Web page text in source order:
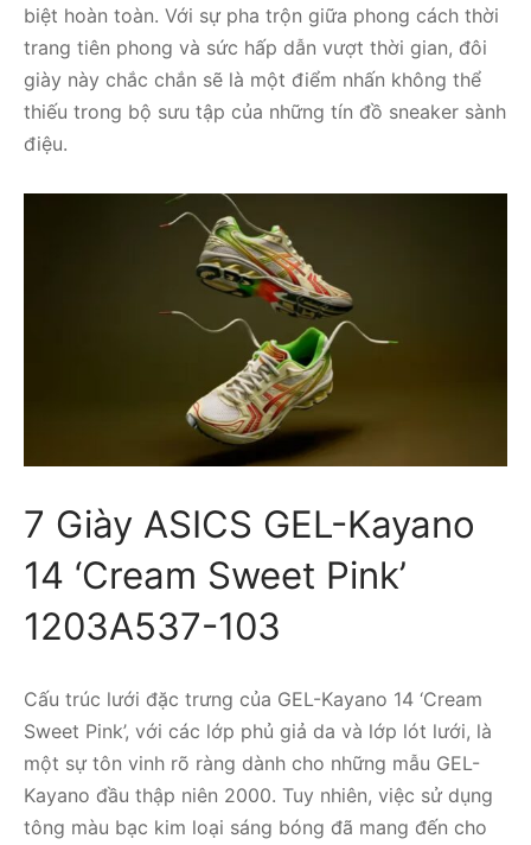
biệt hoàn toàn. Với sự pha trộn giữa phong cách thời
trang tiên phong và sức hấp dẫn vượt thời gian, đôi
giày này chắc chắn sẽ là một điểm nhấn không thể
thiếu trong bộ sưu tập của những tín đồ sneaker sành
điệu.
7 Giày ASICS GEL-Kayano
14 ‘Cream Sweet Pink’
1203A537-103
Cấu trúc lưới đặc trưng của GEL-Kayano 14 ‘Cream
Sweet Pink’, với các lớp phủ giả da và lớp lót lưới, là
một sự tôn vinh rõ ràng dành cho những mẫu GEL-
Kayano đầu thập niên 2000. Tuy nhiên, việc sử dụng
tông màu bạc kim loại sáng bóng đã mang đến cho